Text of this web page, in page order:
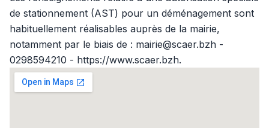
de stationnement (AST) pour un déménagement sont
habituellement réalisables auprès de la mairie,
notamment par le biais de : mairie@scaer.bzh -
0298594210 - https://www.scaer.bzh.